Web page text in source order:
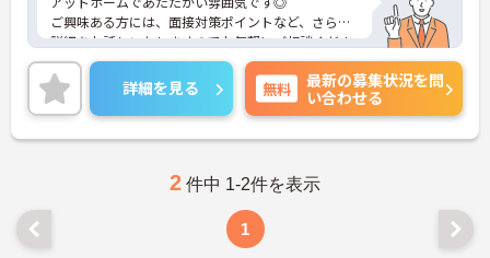
ご興味ある方には、面接対策ポイントなど、さらに
詳細をお話しいたしますのでお気軽にご相談くださ
い！
詳細を見る 無料
最新の募集状況を問
い合わせる
2 件中 1-2件を表示
1